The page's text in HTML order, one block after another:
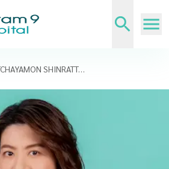
PHATCHAYAMON SHINRATTANAROJ,M.D.